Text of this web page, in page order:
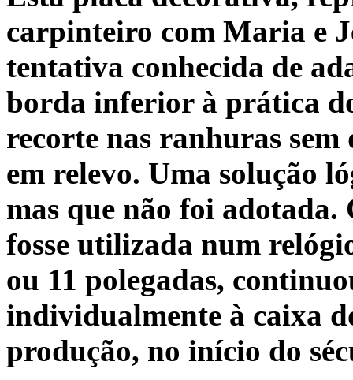
carpinteiro com Maria e
tentativa conhecida de
borda inferior à prática
recorte nas ranhuras
em relevo. Uma solução
mas que não foi
fosse utilizada num
ou 11 polegadas,
individualmente à caixa
produção, no início do